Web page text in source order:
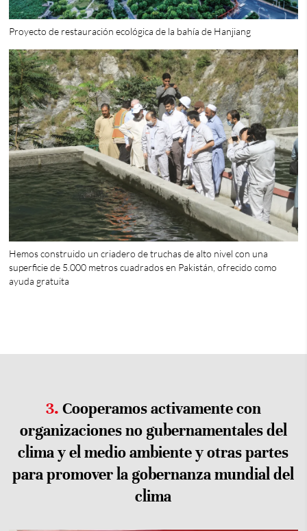
Proyecto de restauración ecológica de la bahía de Hanjiang
Hemos construido un criadero de truchas de alto nivel con una
superficie de 5.000 metros cuadrados en Pakistán, ofrecido como
ayuda gratuita
3. Cooperamos activamente con
organizaciones no gubernamentales del
clima y el medio ambiente y otras partes
para promover la gobernanza mundial del
clima